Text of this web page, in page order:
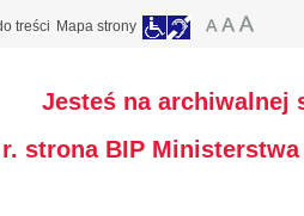
treści Mapa strony
Jesteś na archiwalnej
strona BIP